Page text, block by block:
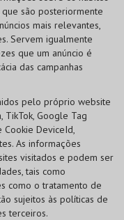
são posteriormente
mais relevantes,
Servem igualmente
que um anúncio é
das campanhas
pelo próprio website
TikTok, Google Tag
Cookie DeviceId,
As informações
visitados e podem ser
tais como
como o tratamento de
sujeitos às políticas de
terceiros.